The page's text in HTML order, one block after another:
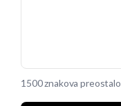
1500 znakova preostalo